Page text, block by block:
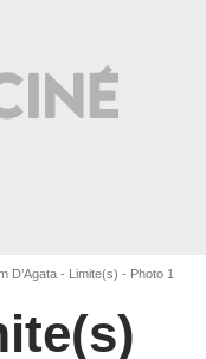
D’Agata - Limite(s) - Photo 1